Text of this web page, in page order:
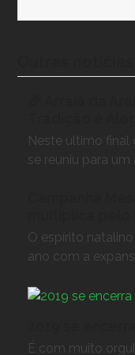
Neste último final
se reuniu para um
O espírito
ano com a
É com muito